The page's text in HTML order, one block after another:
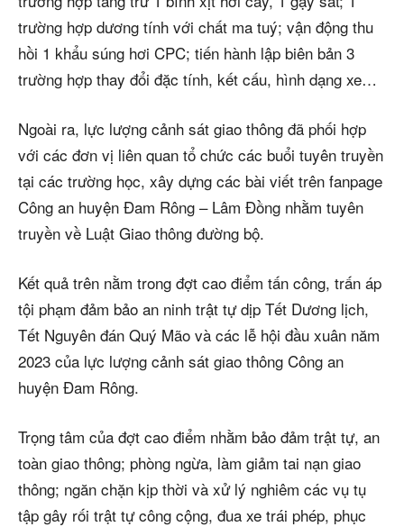
trường hợp dương tính với chất ma tuý; vận động thu
hồi 1 khẩu súng hơi CPC; tiến hành lập biên bản 3
trường hợp thay đổi đặc tính, kết cấu, hình dạng xe…
Ngoài ra, lực lượng cảnh sát giao thông đã phối hợp
với các đơn vị liên quan tổ chức các buổi tuyên truyền
tại các trường học, xây dựng các bài viết trên fanpage
Công an huyện Đam Rông – Lâm Đồng nhằm tuyên
truyền về Luật Giao thông đường bộ.
Kết quả trên nằm trong đợt cao điểm tấn công, trấn áp
tội phạm đảm bảo an ninh trật tự dịp Tết Dương lịch,
Tết Nguyên đán Quý Mão và các lễ hội đầu xuân năm
2023 của lực lượng cảnh sát giao thông Công an
huyện Đam Rông.
Trọng tâm của đợt cao điểm nhằm bảo đảm trật tự, an
toàn giao thông; phòng ngừa, làm giảm tai nạn giao
thông; ngăn chặn kịp thời và xử lý nghiêm các vụ tụ
tập gây rối trật tự công cộng, đua xe trái phép, phục